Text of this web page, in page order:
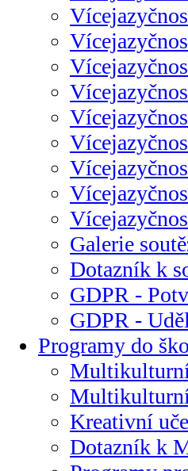
Galerie
Dotazník k
GDPR -
GDPR -
Programy do
Multikulturní
Multikulturní
Kreativní
Dotazník k